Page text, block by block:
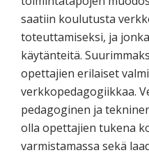
saatiin koulutusta
toteuttamiseksi, ja
käytänteitä.
opettajien erilaiset
verkkopedagogiikkaa.
pedagoginen ja
olla opettajien tukena
varmistamassa sekä